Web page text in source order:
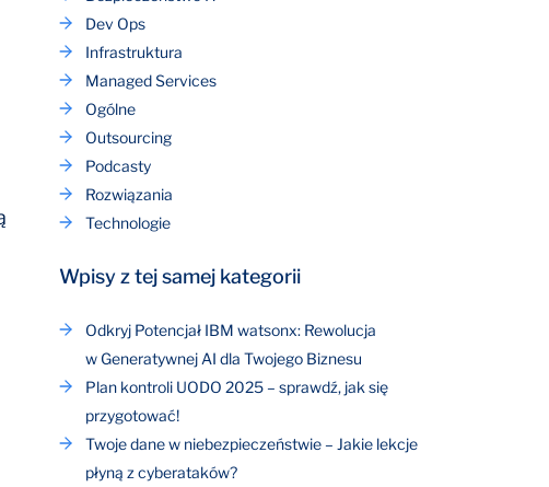
Dev Ops
Infrastruktura
Managed Services
Ogólne
Outsourcing
Podcasty
Rozwiązania
Technologie
Wpisy z tej samej kategorii
Odkryj Potencjał IBM watsonx: Rewolucja
w Generatywnej AI dla Twojego Biznesu
Plan kontroli UODO 2025 – sprawdź, jak się
przygotować!
Twoje dane w niebezpieczeństwie – Jakie lekcje
płyną z cyberataków?